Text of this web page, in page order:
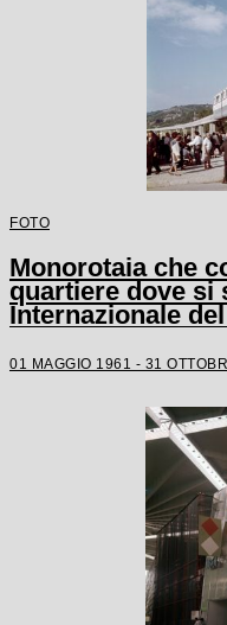
FOTO
Monorotaia che
quartiere dove si
Internazionale
01 MAGGIO 1961 - 31